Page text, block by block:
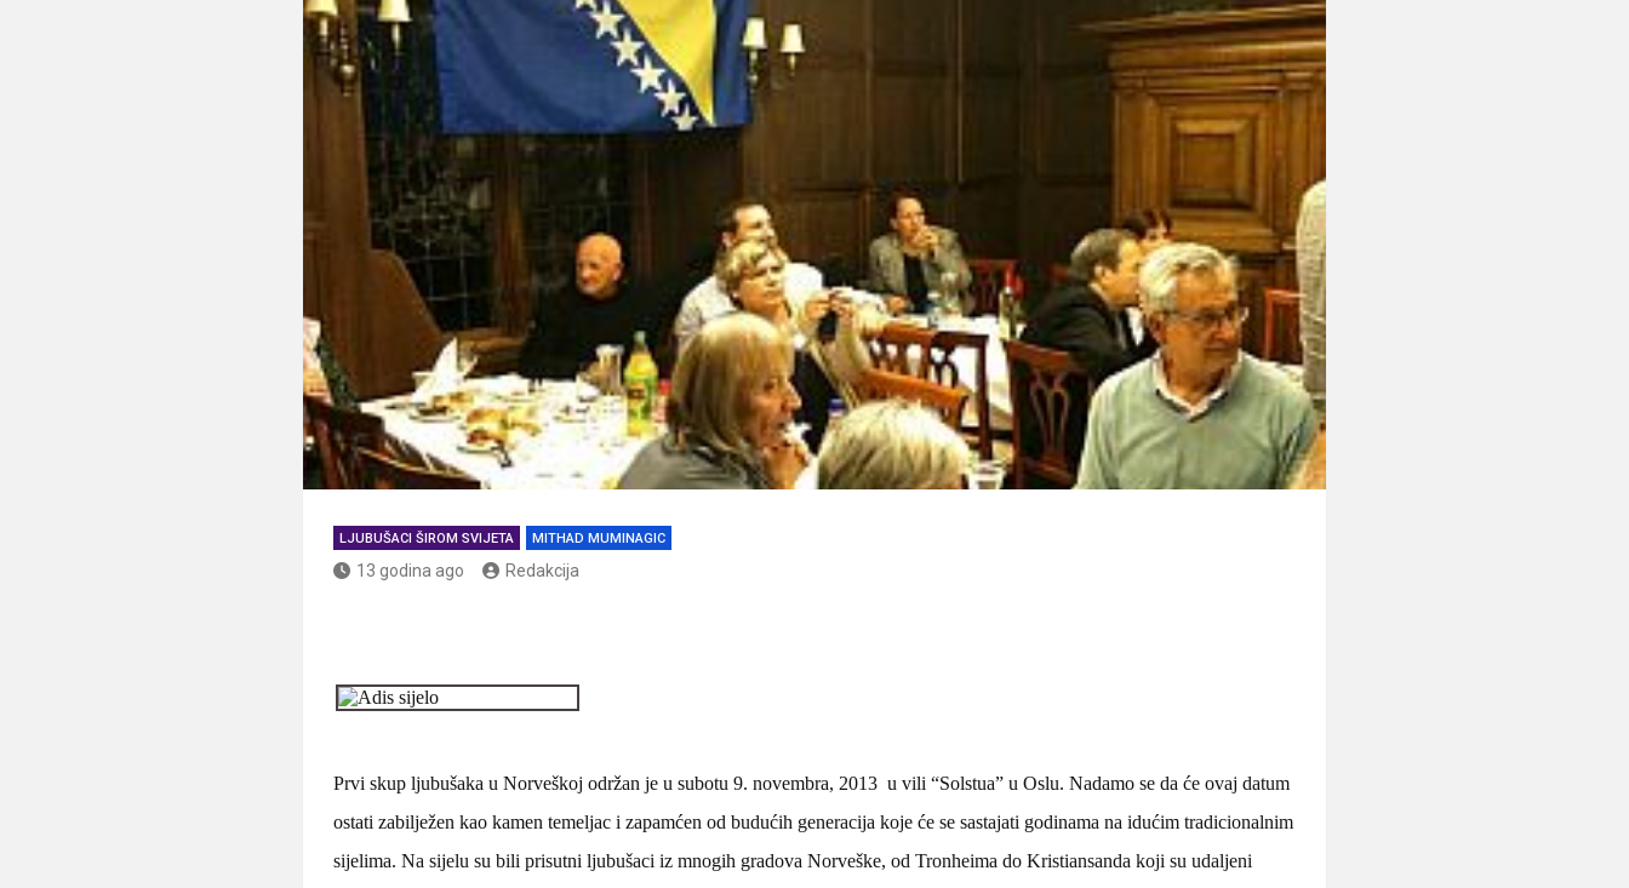
LJUBUŠACI ŠIROM SVIJETA MITHAD MUMINAGIC
13 godina ago Redakcija
Prvi skup ljubušaka u Norveškoj održan je u subotu 9. novembra, 2013 u vili “Solstua” u Oslu. Nadamo se da će ovaj datum
ostati zabilježen kao kamen temeljac i zapamćen od budućih generacija koje će se sastajati godinama na idućim tradicionalnim
sijelima. Na sijelu su bili prisutni ljubušaci iz mnogih gradova Norveške, od Tronheima do Kristiansanda koji su udaljeni